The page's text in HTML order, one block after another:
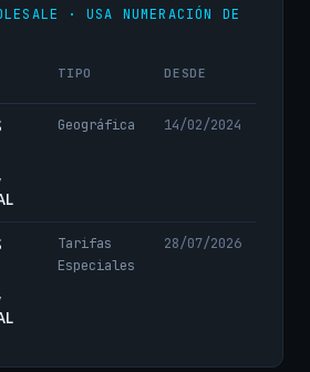
· USA NUMERACIÓN DE
TIPO DESDE
Geográfica 14/02/2024
Tarifas
Especiales
28/07/2026